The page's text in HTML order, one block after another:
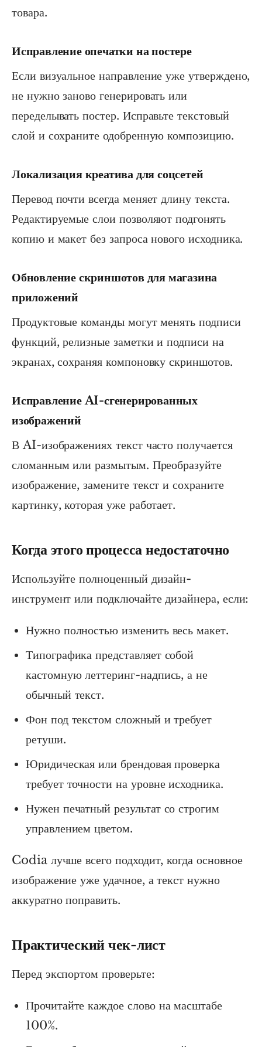
товара.
Исправление опечатки на постере
Если визуальное направление уже утверждено,
не нужно заново генерировать или
переделывать постер. Исправьте текстовый
слой и сохраните одобренную композицию.
Локализация креатива для соцсетей
Перевод почти всегда меняет длину текста.
Редактируемые слои позволяют подгонять
копию и макет без запроса нового исходника.
Обновление скриншотов для магазина
приложений
Продуктовые команды могут менять подписи
функций, релизные заметки и подписи на
экранах, сохраняя компоновку скриншотов.
Исправление AI-сгенерированных
изображений
В AI-изображениях текст часто получается
сломанным или размытым. Преобразуйте
изображение, замените текст и сохраните
картинку, которая уже работает.
Когда этого процесса недостаточно
Используйте полноценный дизайн-
инструмент или подключайте дизайнера, если:
Нужно полностью изменить весь макет.
Типографика представляет собой
кастомную леттеринг-надпись, а не
обычный текст.
Фон под текстом сложный и требует
ретуши.
Юридическая или брендовая проверка
требует точности на уровне исходника.
Нужен печатный результат со строгим
управлением цветом.
Codia лучше всего подходит, когда основное
изображение уже удачное, а текст нужно
аккуратно поправить.
Практический чек-лист
Перед экспортом проверьте:
Прочитайте каждое слово на масштабе
100%.